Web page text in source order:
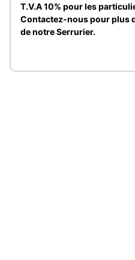
T.V.A 10% pour les
Contactez-nous pour plus
de notre Serrurier.